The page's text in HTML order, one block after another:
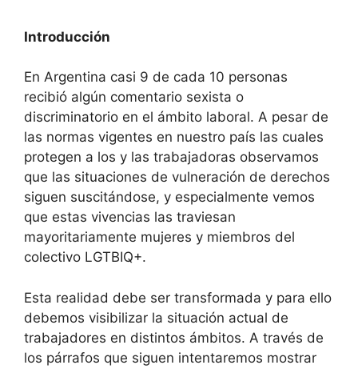
Introducción
En Argentina casi 9 de cada 10 personas
recibió algún comentario sexista o
discriminatorio en el ámbito laboral. A pesar de
las normas vigentes en nuestro país las cuales
protegen a los y las trabajadoras observamos
que las situaciones de vulneración de derechos
siguen suscitándose, y especialmente vemos
que estas vivencias las traviesan
mayoritariamente mujeres y miembros del
colectivo LGTBIQ+.
Esta realidad debe ser transformada y para ello
debemos visibilizar la situación actual de
trabajadores en distintos ámbitos. A través de
los párrafos que siguen intentaremos mostrar